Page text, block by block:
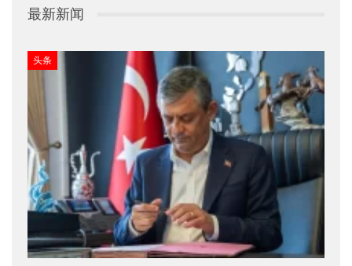
最新新闻
头条